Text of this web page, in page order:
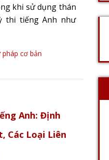
khi sử dụng thán
thi tiếng Anh như
pháp cơ bản
Anh: Định
Các Loại Liên